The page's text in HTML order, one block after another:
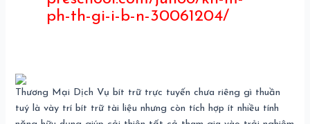
ph-th-gi-i-b-n-30061204/
Thương Mại Dịch Vụ bít trữ trực tuyến chưa riêng gì thuần
tuý là vày trí bít trữ tài liệu nhưng còn tích hợp ít nhiều tính